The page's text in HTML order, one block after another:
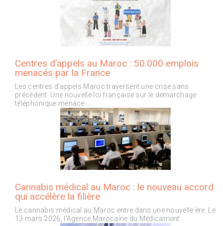
Centres d’appels au Maroc : 50.000 emplois
menacés par la France
Les centres d’appels Maroc traversent une crise sans
précédent. Une nouvelle loi française sur le démarchage
téléphonique menace…
Cannabis médical au Maroc : le nouveau accord
qui accélère la filière
Le cannabis médical au Maroc entre dans une nouvelle ère. Le
13 mars 2026, l’Agence Marocaine du Médicament…